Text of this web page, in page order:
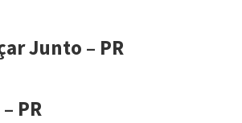
Junto – PR
PR